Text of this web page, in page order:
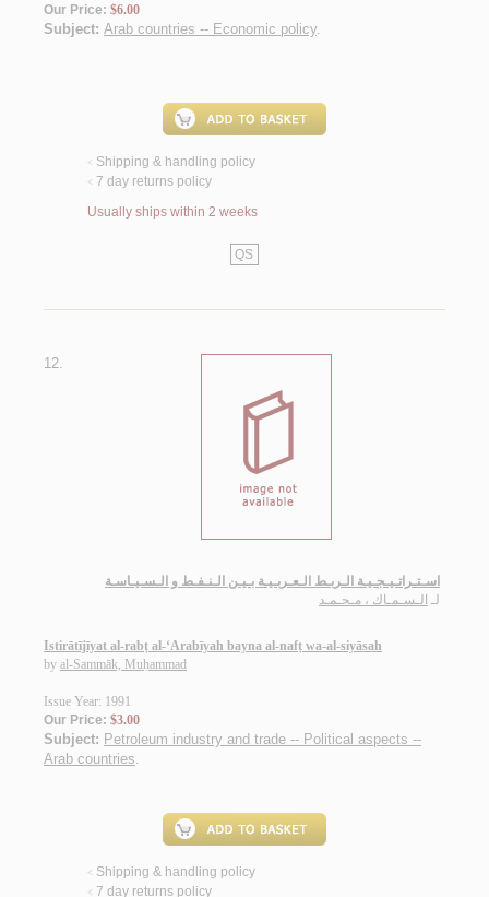
Our Price: $6.00
Subject: Arab countries -- Economic policy.
< Shipping & handling policy
< 7 day returns policy
Usually ships within 2 weeks
QS
12.
اسـتـراتـيـجـيـة الـربـط الـعـربـيـة بـيـن الـنـفـط و الـسـيـاسـة
لـ الـسـمـاك ، مـحـمـد
Istirātījīyat al-rabṭ al-‘Arabīyah bayna al-nafṭ wa-al-siyāsah
by al-Sammāk, Muḥammad
Issue Year: 1991
Our Price: $3.00
Subject: Petroleum industry and trade -- Political aspects --
Arab countries.
< Shipping & handling policy
< 7 day returns policy